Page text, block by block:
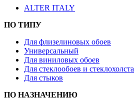
ALTER ITALY
ПО ТИПУ
Для флизелиновых обоев
Универсальный
Для виниловых обоев
Для стеклообоев и стеклохолста
Для стыков
ПО НАЗНАЧЕНИЮ